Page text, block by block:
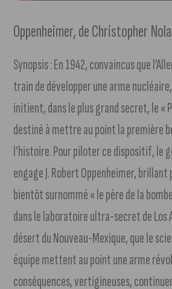
Oppenheimer, de Christopher
Synopsis : En 1942, convaincus que
train de développer une arme
initient, dans le plus grand secret, le «
destiné à mettre au point la première
l’histoire. Pour piloter ce dispositif, le
engage J. Robert Oppenheimer,
bientôt surnommé « le père de la
dans le laboratoire ultra-secret de Los
désert du Nouveau-Mexique, que le
équipe mettent au point une arme
conséquences, vertigineuses,